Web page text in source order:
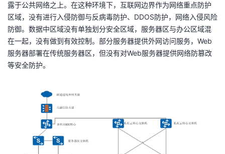
坛
圈
子
的
直
播
我
的
活
我
的
我
Programs
露于公共网络之上。在这种环境下，互联网边界作为网络重点防护
区域，没有进行入侵防御与反病毒防护、DDOS防护，网络入侵风险
防御。数据中区域没有单独划分安全区域，服务器区与办公区域混
在一起，没有做到有效控制。部分服务器提供外网访问服务，Web
服务器部署在传统服务器区，但没有对Web服务器提供网络防篡改
等安全防护。